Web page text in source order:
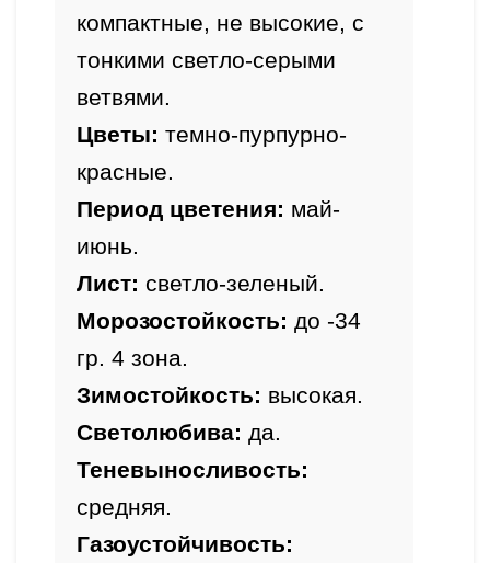
компактные, не высокие, с
тонкими светло-серыми
ветвями.
Цветы: темно-пурпурно-
красные.
Период цветения: май-
июнь.
Лист: светло-зеленый.
Морозостойкость: до -34
гр. 4 зона.
Зимостойкость: высокая.
Светолюбива: да.
средняя.